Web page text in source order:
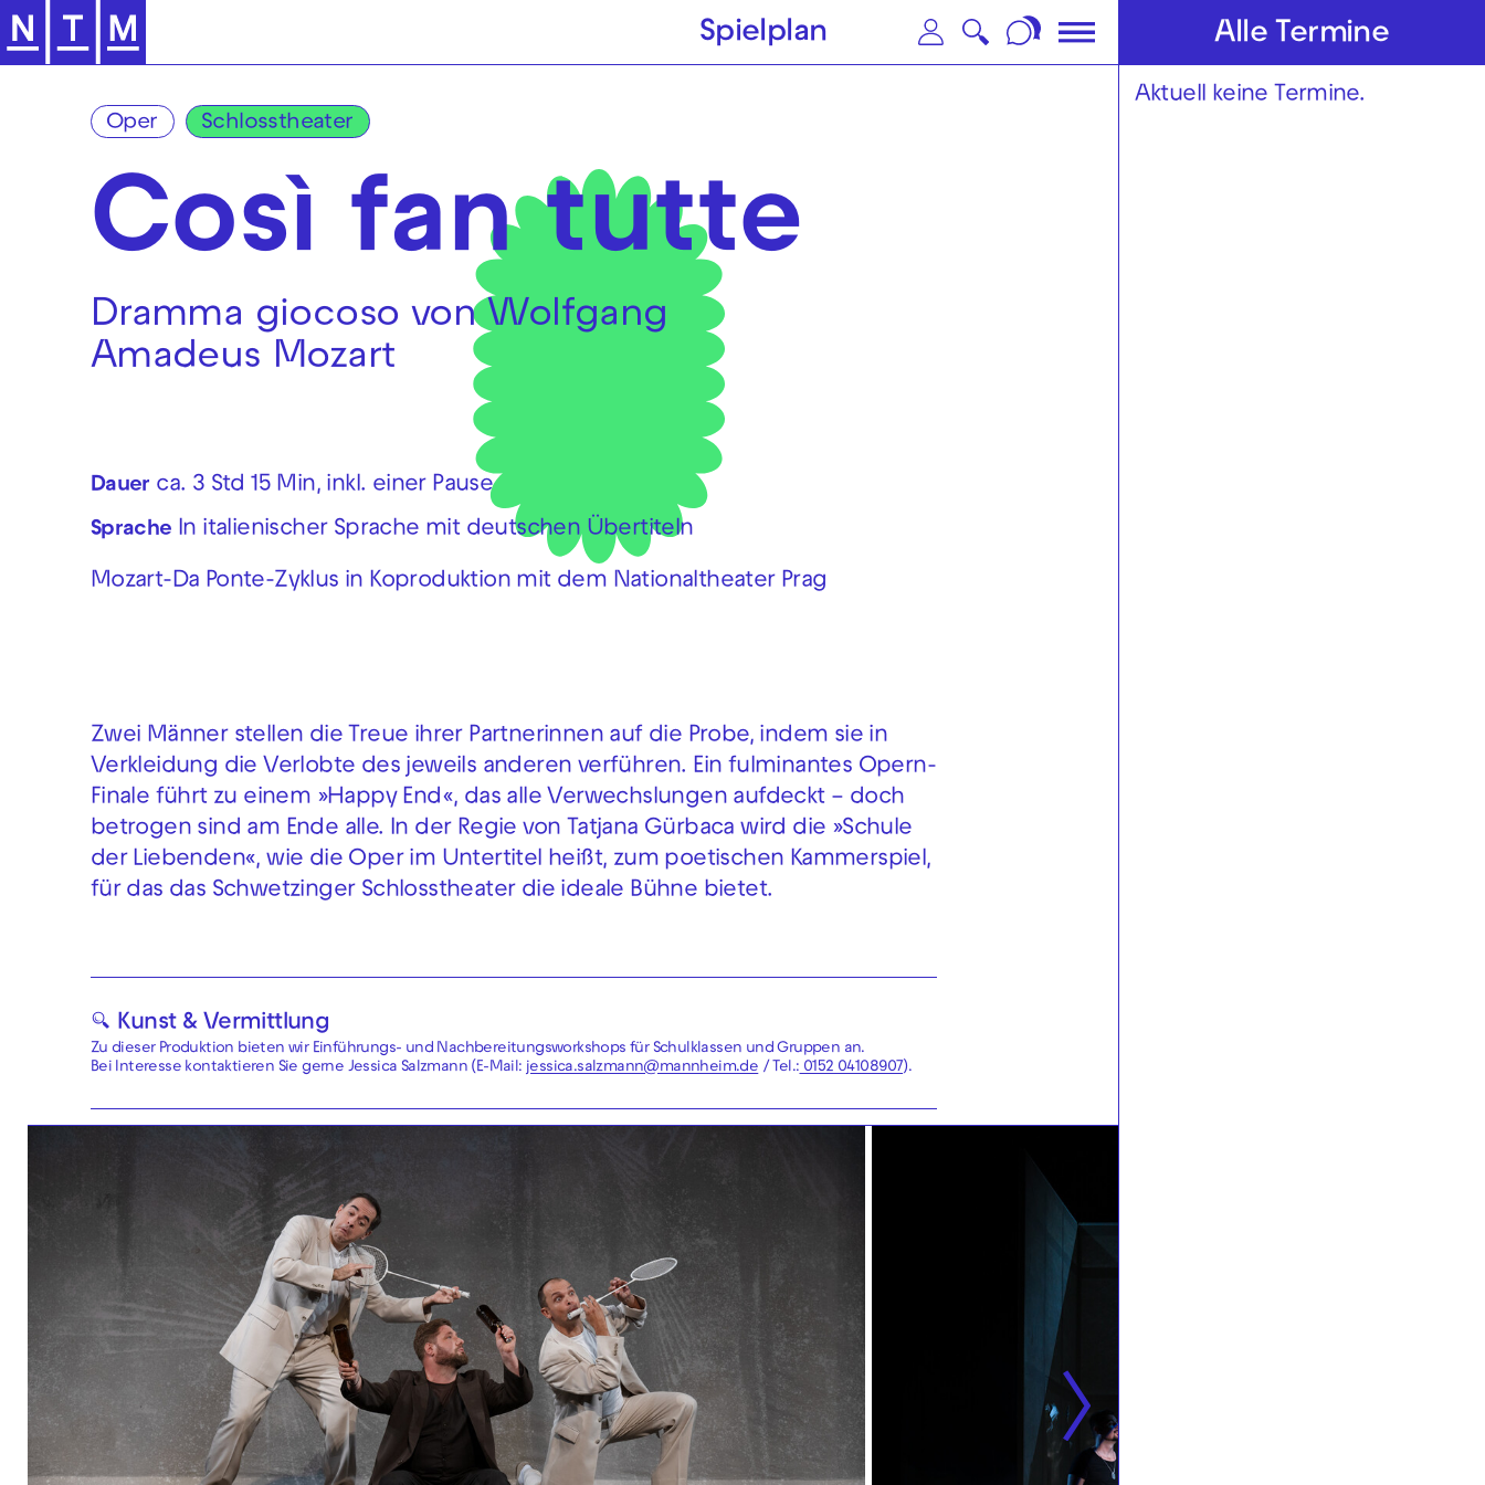
Zur Hauptnavigation springen Zum Hauptinhalt springen Zum Footer springen
Spielplan
Oper Schlosstheater
Così fan tutte
Dramma giocoso von Wolfgang
Amadeus Mozart
Dauer ca. 3 Std 15 Min, inkl. einer Pause
Sprache In italienischer Sprache mit deutschen Übertiteln
Mozart-Da Ponte-Zyklus in Koproduktion mit dem Nationaltheater Prag
Zwei Männer stellen die Treue ihrer Partnerinnen auf die Probe, indem sie in
Verkleidung die Verlobte des jeweils anderen verführen. Ein fulminantes Opern-
Finale führt zu einem »Happy End«, das alle Verwechslungen aufdeckt – doch
betrogen sind am Ende alle. In der Regie von Tatjana Gürbaca wird die »Schule
der Liebenden«, wie die Oper im Untertitel heißt, zum poetischen Kammerspiel,
für das das Schwetzinger Schlosstheater die ideale Bühne bietet.
🔍 Kunst & Vermittlung
Zu dieser Produktion bieten wir Einführungs- und Nachbereitungsworkshops für Schulklassen und Gruppen an.
Bei Interesse kontaktieren Sie gerne Jessica Salzmann (E-Mail: jessica.salzmann@mannheim.de / Tel.: 0152 04108907).
Alle Termine
Aktuell keine Termine.